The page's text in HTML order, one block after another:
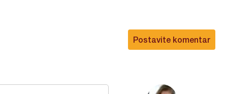
Postavite komentar